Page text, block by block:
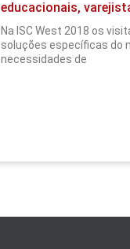
educacionais,
Na ISC West 2018 os
soluções específicas do
necessidades de